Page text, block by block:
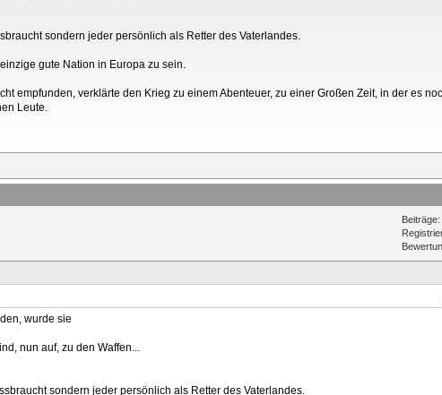
sondern jeder persönlich als Retter des Vaterlandes.
gute Nation in Europa zu sein.
empfunden, verklärte den Krieg zu einem Abenteuer, zu einer Großen Zeit, in der es
Leute.
wurde sie
nun auf, zu den Waffen...
sondern jeder persönlich als Retter des Vaterlandes.